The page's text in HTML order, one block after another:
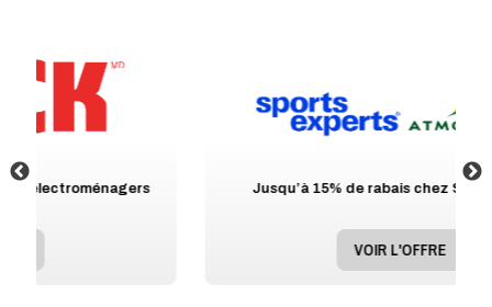
Jusqu’à 15% de rabais chez Sports Expert